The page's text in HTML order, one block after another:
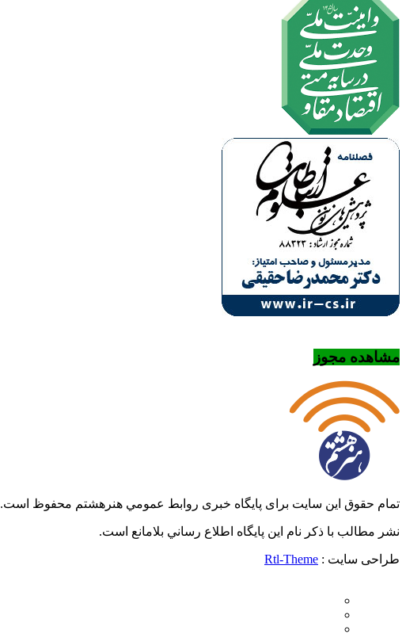
مشاهده مجوز
تمام حقوق این سایت برای پایگاه خبری روابط عمومي هنرهشتم محفوظ است.
نشر مطالب با ذکر نام اين پايگاه اطلاع رساني بلامانع است.
طراحی سایت : Rtl-Theme